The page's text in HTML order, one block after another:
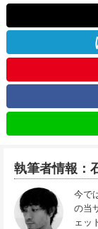
執筆者情報：
今で
の当
ェッ